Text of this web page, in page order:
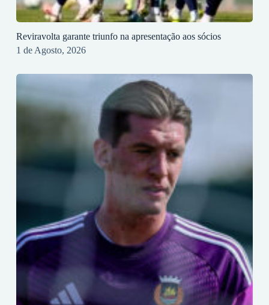
Reviravolta garante triunfo na apresentação aos sócios
1 de Agosto, 2026